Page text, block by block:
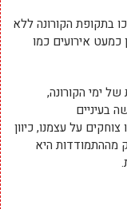
בתקופת הקורונה ללא
כמעט אירועים כמו
ימי הקורונה,
בעיניים
על עצמנו, כיוון
מההתמודדות היא